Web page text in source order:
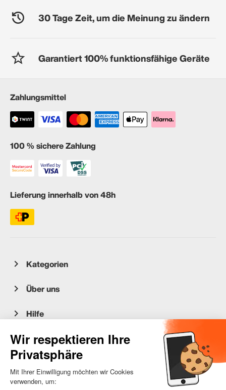
30 Tage Zeit, um die Meinung zu ändern
Garantiert 100% funktionsfähige Geräte
Zahlungsmittel
100 % sichere Zahlung
Lieferung innerhalb von 48h
Kategorien
Über uns
Hilfe
Kundenservice
occasion.migros.mobile@recommerce.com
Montag-Freitag 08:00-17:00